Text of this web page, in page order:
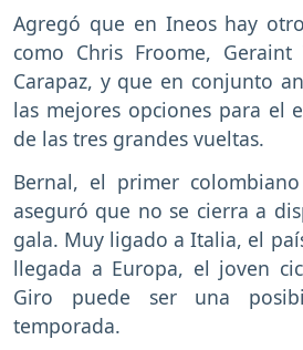
Agregó que en Ineos hay
como Chris Froome, Geraint
Carapaz, y que en conjunto
las mejores opciones para el
de las tres grandes vueltas.
Bernal, el primer
aseguró que no se cierra a
gala. Muy ligado a Italia, el
llegada a Europa, el joven
Giro puede ser una
temporada.